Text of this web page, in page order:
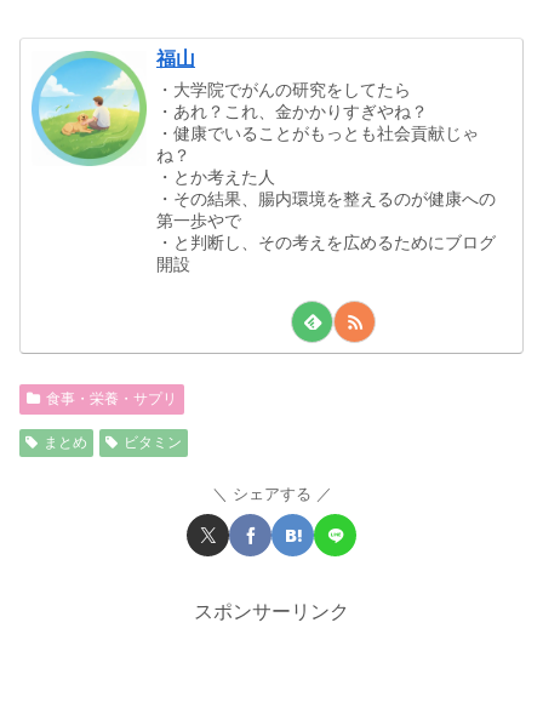
福山
・大学院でがんの研究をしてたら
・あれ？これ、金かかりすぎやね？
・健康でいることがもっとも社会貢献じゃ
ね？
・とか考えた人
・その結果、腸内環境を整えるのが健康への
第一歩やで
・と判断し、その考えを広めるためにブログ
開設
食事・栄養・サプリ
まとめ ビタミン
シェアする
スポンサーリンク